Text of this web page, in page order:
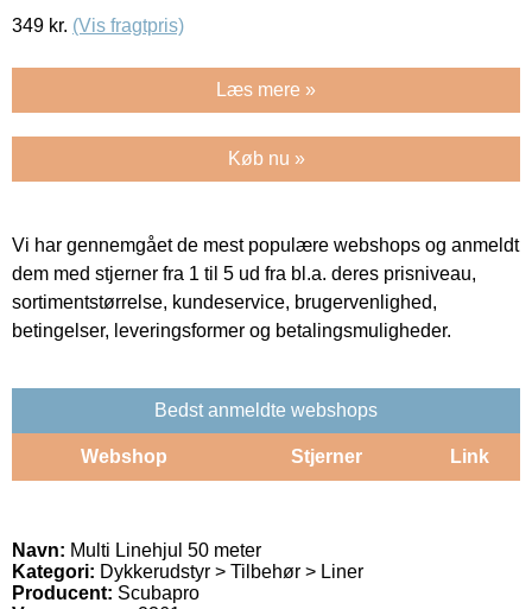
349 kr. (Vis fragtpris)
Læs mere »
Køb nu »
Vi har gennemgået de mest populære webshops og anmeldt
dem med stjerner fra 1 til 5 ud fra bl.a. deres prisniveau,
sortimentstørrelse, kundeservice, brugervenlighed,
betingelser, leveringsformer og betalingsmuligheder.
Bedst anmeldte webshops
Webshop Stjerner Link
Navn: Multi Linehjul 50 meter
Kategori: Dykkerudstyr > Tilbehør > Liner
Producent: Scubapro